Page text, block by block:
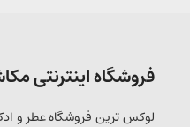
فروشگاه اینترنتی
لوکس ترین فروشگاه عطر و